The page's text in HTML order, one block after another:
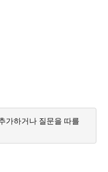
가하거나 질문을 따를